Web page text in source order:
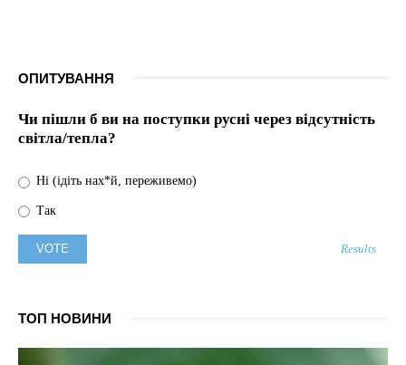
ОПИТУВАННЯ
Чи пішли б ви на поступки русні через відсутність
світла/тепла?
Ні (ідіть нах*й, переживемо)
Так
Results
ТОП НОВИНИ